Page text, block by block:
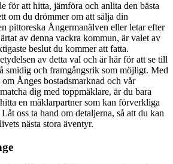
för att hitta, jämföra och anlita den bästa
om du drömmer om att sälja din
pittoreska Ångermanälven eller letar efter
av denna vackra kommun, är valet av
beslut du kommer att fatta.
av detta val och är här för att se till
smidig och framgångsrik som möjligt. Med
Ånges bostadsmarknad och vår
dig med toppmäklare, är du bara
en mäklarpartner som kan förverkliga
oss ta hand om detaljerna, så att du kan
nästa stora äventyr.